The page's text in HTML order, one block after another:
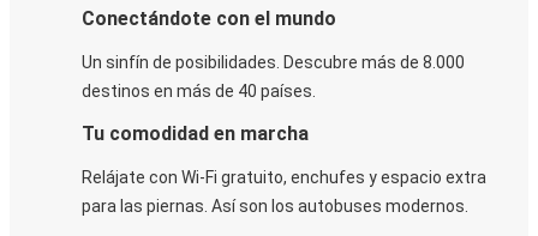
Conectándote con el mundo
Un sinfín de posibilidades. Descubre más de 8.000
destinos en más de 40 países.
Tu comodidad en marcha
Relájate con Wi-Fi gratuito, enchufes y espacio extra
para las piernas. Así son los autobuses modernos.